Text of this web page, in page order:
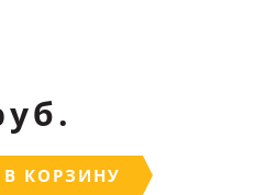
КОРЗИНУ